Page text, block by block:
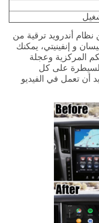
نظام أندرويد ترقية من
و إنفينيتي، يمكنك
المركزية وعجلة
للسيطرة على كل
أن تعمل في الفيديو